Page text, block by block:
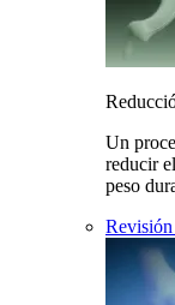
Un
reducir
peso